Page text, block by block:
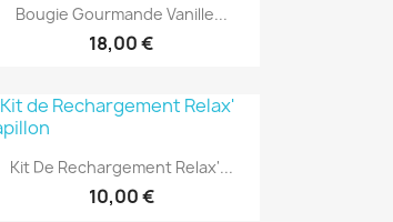
Aperçu rapide
Bougie Gourmande Vanille...
18,00 €
Aperçu rapide
Kit De Rechargement Relax'...
10,00 €